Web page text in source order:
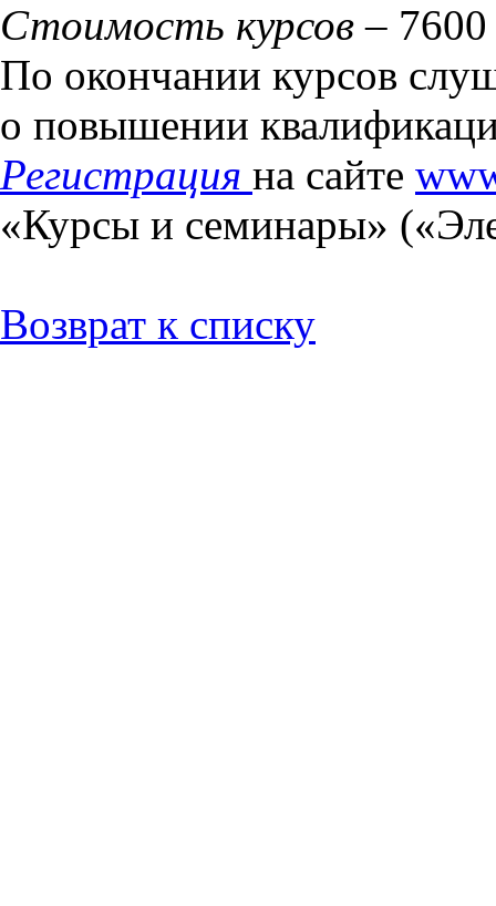
Стоимость курсов – 7600
По окончании курсов
о повышении
Регистрация на сайте
«Курсы и семинары»
Возврат к списку